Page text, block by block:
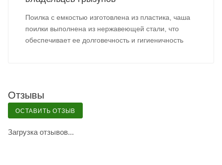
Поилка с емкостью изготовлена из пластика, чаша
поилки выполнена из нержавеющей стали, что
обеспечивает ее долговечность и гигиеничность
Отзывы
ОСТАВИТЬ ОТЗЫВ
Загрузка отзывов...